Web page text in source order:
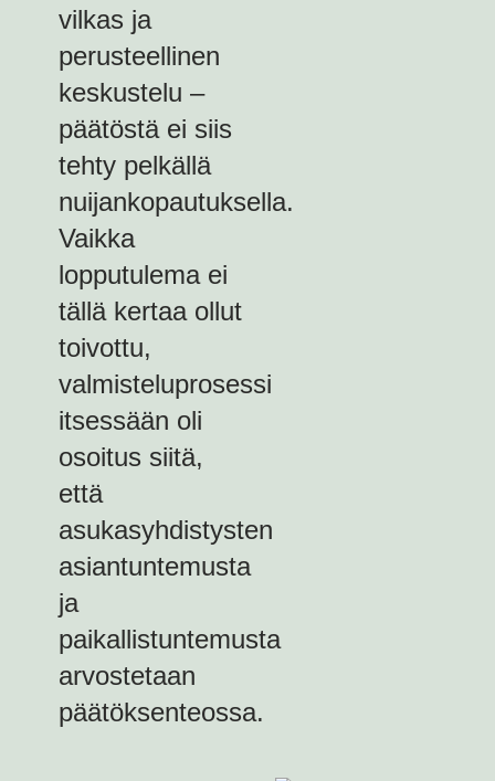
vilkas ja
perusteellinen
keskustelu –
päätöstä ei siis
tehty pelkällä
nuijankopautuksella.
Vaikka
lopputulema ei
tällä kertaa ollut
toivottu,
valmisteluprosessi
itsessään oli
osoitus siitä,
että
asukasyhdistysten
asiantuntemusta
ja
paikallistuntemusta
arvostetaan
päätöksenteossa.